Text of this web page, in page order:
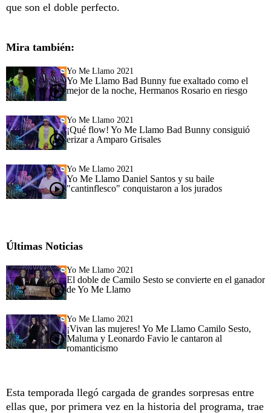
que son el doble perfecto.
Mira también:
Yo Me Llamo 2021
Yo Me Llamo Bad Bunny fue exaltado como el
mejor de la noche, Hermanos Rosario en riesgo
Yo Me Llamo 2021
¡Qué flow! Yo Me Llamo Bad Bunny consiguió
erizar a Amparo Grisales
Yo Me Llamo 2021
Yo Me Llamo Daniel Santos y su baile
"cantinflesco" conquistaron a los jurados
Últimas Noticias
Yo Me Llamo 2021
El doble de Camilo Sesto se convierte en el ganador
de Yo Me Llamo
Yo Me Llamo 2021
¡Vivan las mujeres! Yo Me Llamo Camilo Sesto,
Maluma y Leonardo Favio le cantaron al
romanticismo
Esta temporada llegó cargada de grandes sorpresas entre
ellas que, por primera vez en la historia del programa, trae